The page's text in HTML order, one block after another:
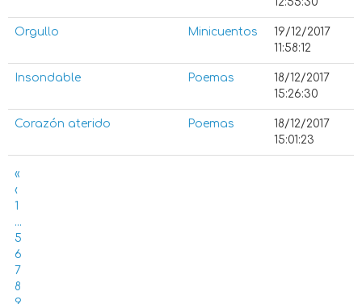
Orgullo Minicuentos
19/12/2017
11:58:12
Insondable Poemas
18/12/2017
15:26:30
Corazón aterido Poemas
18/12/2017
15:01:23
«
‹
1
...
5
6
7
8